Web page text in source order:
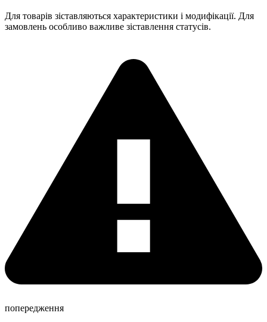
Для товарів зіставляються характеристики і модифікації. Для
замовлень особливо важливе зіставлення статусів.
попередження